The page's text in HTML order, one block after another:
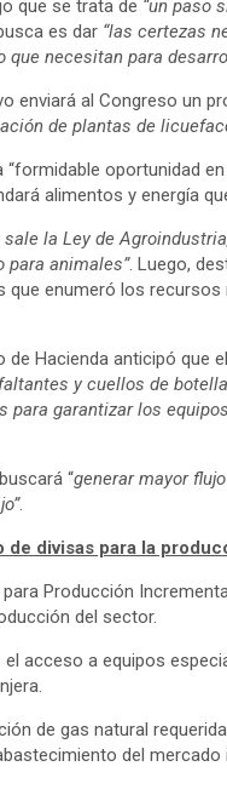
que se trata de “un paso
es dar “las certezas
necesitan para
enviará al Congreso un
de plantas de
“formidable oportunidad
alimentos y energía
sale la Ley de
para animales”. Luego,
que enumeró los
de Hacienda anticipó que
y cuellos de
para garantizar los
“generar mayor
.
de divisas para la
Producción
del sector.
acceso a equipos
de gas natural
del